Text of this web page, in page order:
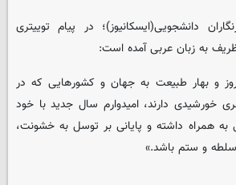
دانشجویی(ایسکانیوز)؛ در پیام توییتری
به زبان عربی آمده است:
و بهار طبیعت به جهان و کشورهایی که در
خورشیدی دارند، امیدوارم سال جدید با خود
همراه داشته و پایانی بر توسل به خشونت،
و ستم باشد.»